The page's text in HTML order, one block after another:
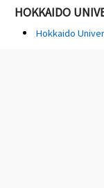
HOKKAIDO
Hokkaido